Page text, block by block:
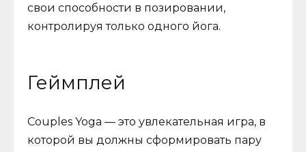
свои способности в позировании,
контролируя только одного йога.
Геймплей
Couples Yoga — это увлекательная игра, в
которой вы должны сформировать пару